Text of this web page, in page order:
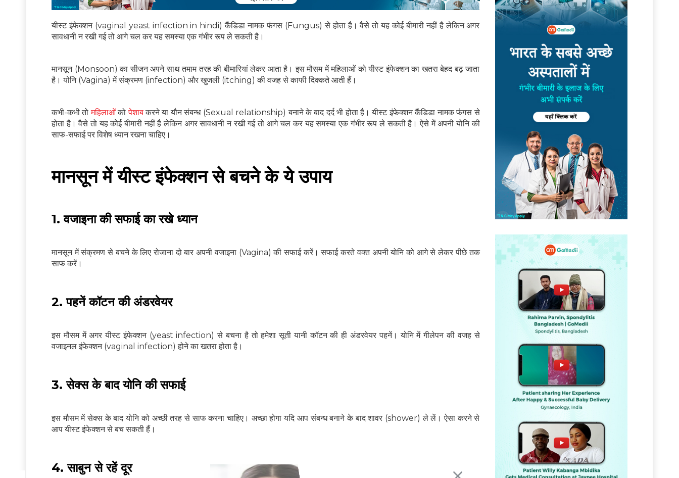
यीस्‍ट इंफेक्‍शन (vaginal yeast infection in hindi) कैंडिडा नामक फंगस (Fungus) से होता है। वैसे तो यह कोई बीमारी नहीं है लेकिन अगर
सावधानी न रखी गई तो आगे चल कर यह समस्‍या एक गंभीर रूप ले सकती है।
मानसून (Monsoon) का सीजन अपने साथ तमाम तरह की बीमारियां लेकर आता है। इस मौसम में महिलाओं को यीस्‍ट इंफेक्‍शन का खतरा बेहद बढ़ जाता
है। योनि (Vagina) में संक्रमण (infection) और खुजली (itching) की वजह से काफी दिक्‍कते आती हैं।
कभी-कभी तोमहिलाओंकोपेशाबकरने या यौन संबन्‍ध (Sexual relationship) बनाने के बाद दर्द भी होता है। यीस्‍ट इंफेक्‍शन कैंडिडा नामक फंगस से
होता है। वैसे तो यह कोई बीमारी नहीं है लेकिन अगर सावधानी न रखी गई तो आगे चल कर यह समस्‍या एक गंभीर रूप ले सकती है। ऐसे में अपनी योनि की
साफ-सफाई पर विशेष ध्‍यान रखना चाहिए।
मानसून में यीस्‍ट इंफेक्‍शन से बचने के ये उपाय
1. वजाइना की सफाई का रखे ध्‍यान
मानसून में संक्रमण से बचने के लिए रोजाना दो बार अपनी वजाइना (Vagina) की सफाई करें। सफाई करते वक्‍त अपनी योनि को आगे से लेकर पीछे तक
साफ करें।
2. पहनें कॉटन की अंडरवेयर
इस मौसम में अगर यीस्‍ट इंफेक्‍शन (yeast infection) से बचना है तो हमेशा सूती यानी कॉटन की ही अंडरवेयर पहनें। योनि में गीलेपन की वजह से
वजाइनल इंफेक्‍शन (vaginal infection) होने का खतरा होता है।
3. सेक्‍स के बाद योनि की सफाई
इस मौसम में सेक्‍स के बाद योनि को अच्‍छी तरह से साफ करना चाहिए। अच्‍छा होगा यदि आप संबन्‍ध बनाने के बाद शावर (shower) ले लें। ऐसा करने से
आप यीस्‍ट इंफेक्‍शन से बच सकती हैं।
4. साबुन से रहें दूर